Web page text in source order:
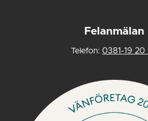
Felanmälan
Telefon: 0381-19 20